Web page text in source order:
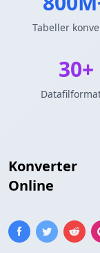
Konverter
Online
Tabeller
30+